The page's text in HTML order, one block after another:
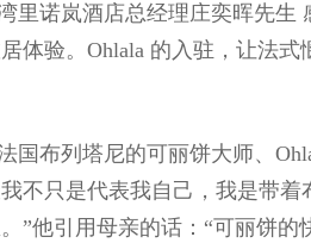
里诺岚酒店总经理庄奕晖先生
体验。Ohlala 的入驻，让法式
国布列塔尼的可丽饼大师、
不只是代表我自己，我是带着
”他引用母亲的话：“可丽饼